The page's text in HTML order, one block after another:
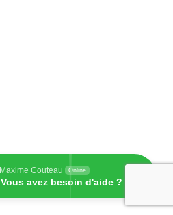
Maxime Couteau Online
Vous avez besoin d'aide ?